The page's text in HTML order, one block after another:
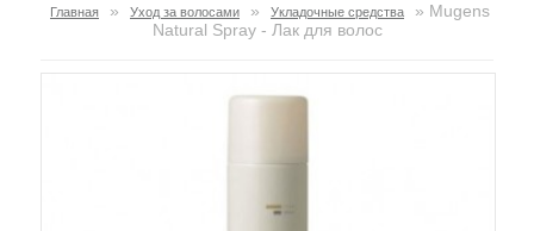
Главная » Уход за волосами » Укладочные средства
» Mugens
Natural Spray - Лак для волос